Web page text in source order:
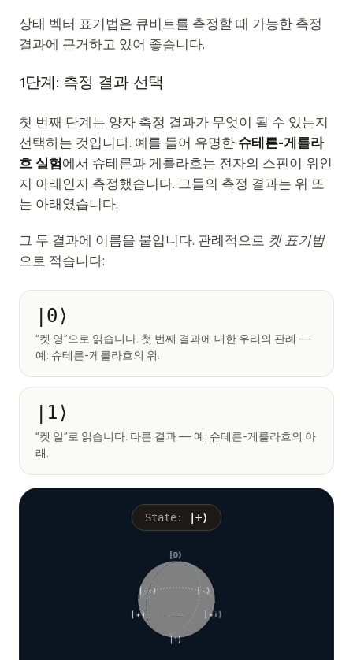
상태 벡터 표기법은 큐비트를 측정할 때 가능한 측정
결과에 근거하고 있어 좋습니다.
1단계: 측정 결과 선택
첫 번째 단계는 양자 측정 결과가 무엇이 될 수 있는지
선택하는 것입니다. 예를 들어 유명한 슈테른-게를라
흐 실험에서 슈테른과 게를라흐는 전자의 스핀이 위인
지 아래인지 측정했습니다. 그들의 측정 결과는 위 또
는 아래 였습니다.
그 두 결과에 이름을 붙입니다. 관례적으로 켓 표기법
으로 적습니다:
|0⟩
“켓 영”으로 읽습니다. 첫 번째 결과에 대한 우리의 관례 —
예: 슈테른-게를라흐의 위.
|1⟩
“켓 일”로 읽습니다. 다른 결과 — 예: 슈테른-게를라흐의 아
래.
State: |+⟩
|0⟩
|1⟩
|+⟩
|−⟩
|+i⟩
|−i⟩